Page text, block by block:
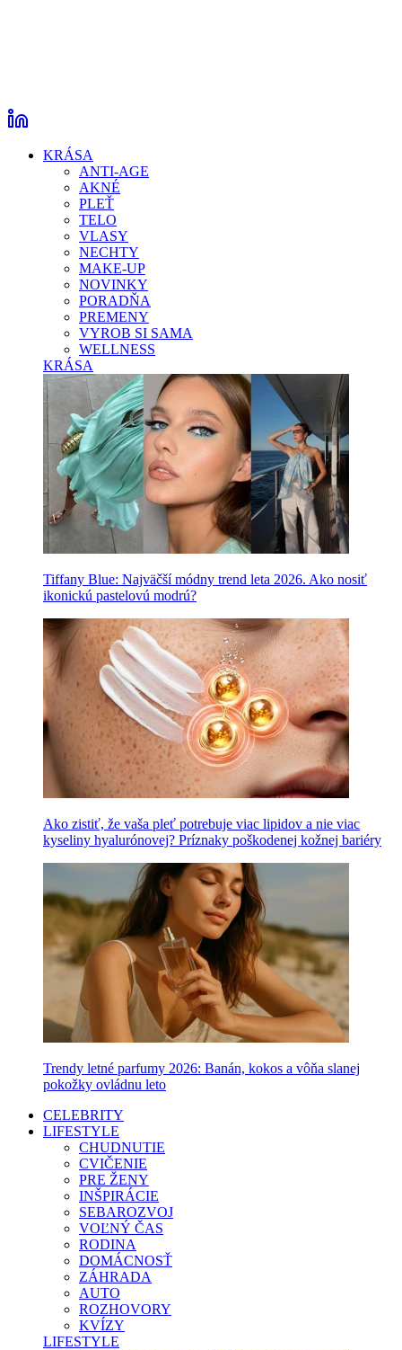
KRÁSA
ANTI-AGE
AKNÉ
PLEŤ
TELO
VLASY
NECHTY
MAKE-UP
NOVINKY
PORADŇA
PREMENY
VYROB SI SAMA
WELLNESS
KRÁSA
Tiffany Blue: Najväčší módny trend leta 2026. Ako nosiť
ikonickú pastelovú modrú?
Ako zistiť, že vaša pleť potrebuje viac lipidov a nie viac
kyseliny hyalurónovej? Príznaky poškodenej kožnej bariéry
Trendy letné parfumy 2026: Banán, kokos a vôňa slanej
pokožky ovládnu leto
CELEBRITY
LIFESTYLE
CHUDNUTIE
CVIČENIE
PRE ŽENY
INŠPIRÁCIE
SEBAROZVOJ
VOĽNÝ ČAS
RODINA
DOMÁCNOSŤ
ZÁHRADA
AUTO
ROZHOVORY
KVÍZY
LIFESTYLE